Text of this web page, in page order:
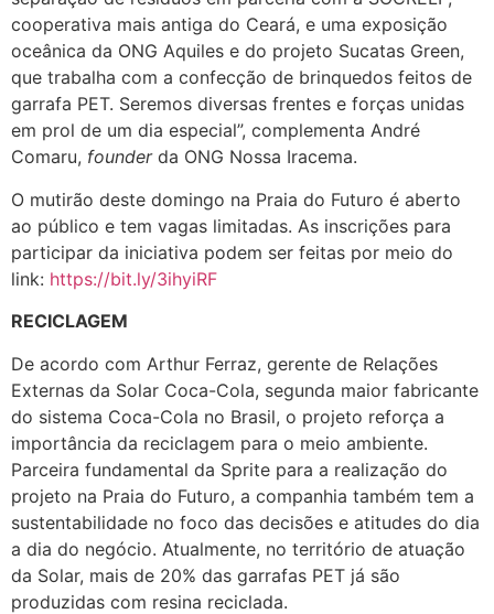
cooperativa mais antiga do Ceará, e uma exposição
oceânica da ONG Aquiles e do projeto Sucatas Green,
que trabalha com a confecção de brinquedos feitos de
garrafa PET. Seremos diversas frentes e forças unidas
em prol de um dia especial”, complementa André
Comaru, founder da ONG Nossa Iracema.
O mutirão deste domingo na Praia do Futuro é aberto
ao público e tem vagas limitadas. As inscrições para
participar da iniciativa podem ser feitas por meio do
link: https://bit.ly/3ihyiRF
RECICLAGEM
De acordo com Arthur Ferraz, gerente de Relações
Externas da Solar Coca-Cola, segunda maior fabricante
do sistema Coca-Cola no Brasil, o projeto reforça a
importância da reciclagem para o meio ambiente.
Parceira fundamental da Sprite para a realização do
projeto na Praia do Futuro, a companhia também tem a
sustentabilidade no foco das decisões e atitudes do dia
a dia do negócio. Atualmente, no território de atuação
da Solar, mais de 20% das garrafas PET já são
produzidas com resina reciclada.